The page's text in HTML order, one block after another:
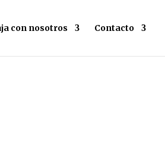
con nosotros Contacto